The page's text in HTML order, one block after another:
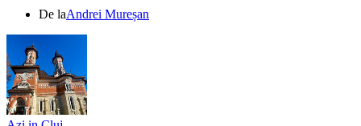
De laAndrei Mureșan